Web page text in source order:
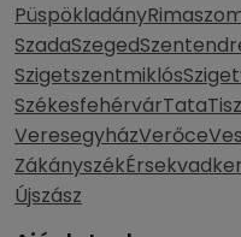
Püspökladány
SzadaSzeged
Szigetszentmiklós
SzékesfehérvárTata
VeresegyházVerőce
Zákányszék
Újszász